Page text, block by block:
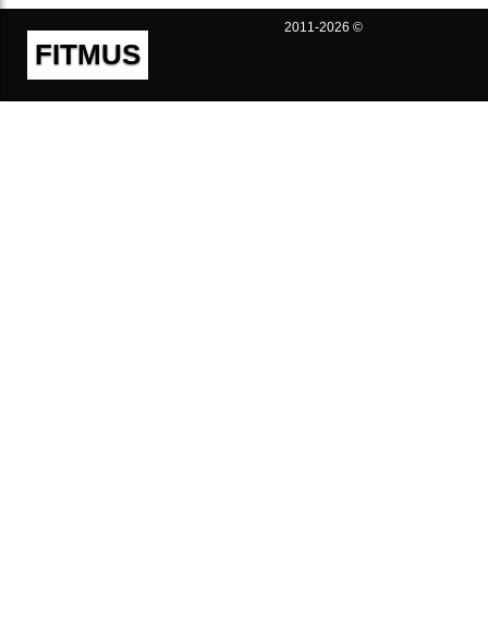
FITMUS
2011-2026 ©